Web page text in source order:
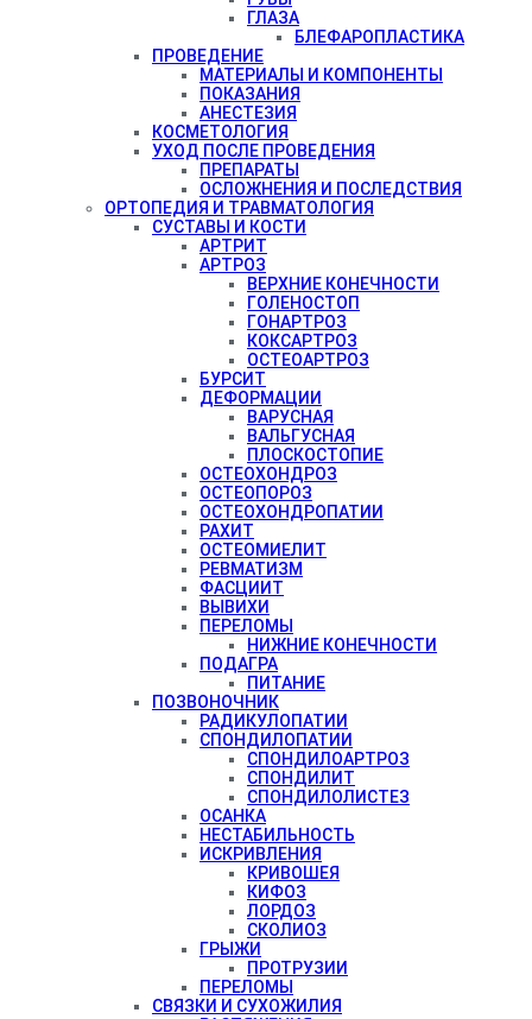
ГЛАЗА
БЛЕФАРОПЛАСТИКА
ПРОВЕДЕНИЕ
МАТЕРИАЛЫ И КОМПОНЕНТЫ
ПОКАЗАНИЯ
АНЕСТЕЗИЯ
КОСМЕТОЛОГИЯ
УХОД ПОСЛЕ ПРОВЕДЕНИЯ
ПРЕПАРАТЫ
ОСЛОЖНЕНИЯ И ПОСЛЕДСТВИЯ
ОРТОПЕДИЯ И ТРАВМАТОЛОГИЯ
СУСТАВЫ И КОСТИ
АРТРИТ
АРТРОЗ
ВЕРХНИЕ КОНЕЧНОСТИ
ГОЛЕНОСТОП
ГОНАРТРОЗ
КОКСАРТРОЗ
ОСТЕОАРТРОЗ
БУРСИТ
ДЕФОРМАЦИИ
ВАРУСНАЯ
ВАЛЬГУСНАЯ
ПЛОСКОСТОПИЕ
ОСТЕОХОНДРОЗ
ОСТЕОПОРОЗ
ОСТЕОХОНДРОПАТИИ
РАХИТ
ОСТЕОМИЕЛИТ
РЕВМАТИЗМ
ФАСЦИИТ
ВЫВИХИ
ПЕРЕЛОМЫ
НИЖНИЕ КОНЕЧНОСТИ
ПОДАГРА
ПИТАНИЕ
ПОЗВОНОЧНИК
РАДИКУЛОПАТИИ
СПОНДИЛОПАТИИ
СПОНДИЛОАРТРОЗ
СПОНДИЛИТ
СПОНДИЛОЛИСТЕЗ
ОСАНКА
НЕСТАБИЛЬНОСТЬ
ИСКРИВЛЕНИЯ
КРИВОШЕЯ
КИФОЗ
ЛОРДОЗ
СКОЛИОЗ
ГРЫЖИ
ПРОТРУЗИИ
ПЕРЕЛОМЫ
СВЯЗКИ И СУХОЖИЛИЯ